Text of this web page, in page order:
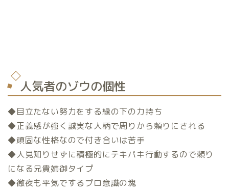
人気者のゾウの個性
◆目立たない努力をする縁の下の力持ち
◆正義感が強く誠実な人柄で周りから頼りにされる
◆頑固な性格なので付き合いは苦手
◆人見知りせずに積極的にテキパキ行動するので頼り
になる兄貴姉御タイプ
◆徹夜も平気でするプロ意識の塊